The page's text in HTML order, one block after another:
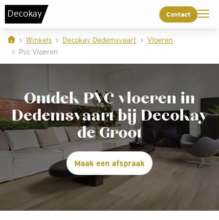
Decokay Contact
Winkels Decokay Dedemsvaart
Vloeren
Pvc Vloeren
Ontdek PVC vloeren in
Dedemsvaart bij Decokay
de Groot
Maak een afspraak